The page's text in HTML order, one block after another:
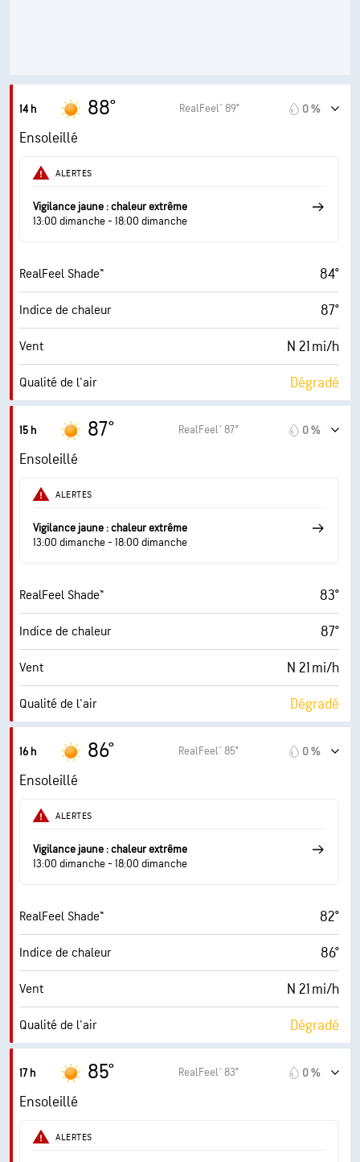
10 mi
Plafond nuageux
14 h 88° RealFeel® 89° 0 %
Ensoleillé
ALERTES
Vigilance jaune : chaleur extrême
13:00 dimanche - 18:00 dimanche
RealFeel Shade™ 84°
Indice de chaleur 87°
Vent N 21 mi/h
Qualité de l'air Dégradé
Indice UV maximal
Rafales
Humidité
Point de rosée 59° F
Couverture nuageuse 0 %
Visibilité 10 mi
Plafond nuageux 30000 pi
15 h 87° RealFeel® 87° 0 %
Ensoleillé
ALERTES
Vigilance jaune : chaleur extrême
13:00 dimanche - 18:00 dimanche
RealFeel Shade™ 83°
Indice de chaleur 87°
Vent N 21 mi/h
Qualité de l'air Dégradé
Indice UV maximal
Rafales
Humidité
Point de rosée 60° F
Couverture nuageuse 0 %
Visibilité 10 mi
Plafond nuageux 30000 pi
16 h 86° RealFeel® 85° 0 %
Ensoleillé
ALERTES
Vigilance jaune : chaleur extrême
13:00 dimanche - 18:00 dimanche
RealFeel Shade™ 82°
Indice de chaleur 86°
Vent N 21 mi/h
Qualité de l'air Dégradé
Indice UV maximal
Rafales
Humidité
17 h 85° RealFeel® 83° 0 %
Ensoleillé
ALERTES